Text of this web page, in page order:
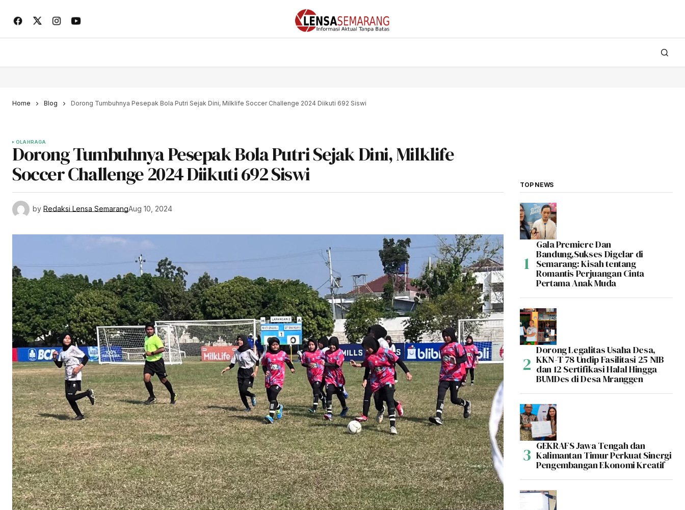
Home Blog Dorong Tumbuhnya Pesepak Bola Putri Sejak Dini, Milklife Soccer Challenge 2024 Diikuti 692 Siswi
OLAHRAGA
Dorong Tumbuhnya Pesepak Bola Putri Sejak Dini, Milklife
Soccer Challenge 2024 Diikuti 692 Siswi
by Redaksi Lensa SemarangAug 10, 2024
TOP NEWS
Gala Premiere Dan
Bandung,Sukses Digelar di
Semarang: Kisah tentang
Romantis Perjuangan Cinta
Pertama Anak Muda
Dorong Legalitas Usaha Desa,
KKN-T 78 Undip Fasilitasi 25 NIB
dan 12 Sertifikasi Halal Hingga
BUMDes di Desa Mranggen
GEKRAFS Jawa Tengah dan
Kalimantan Timur Perkuat Sinergi
Pengembangan Ekonomi Kreatif